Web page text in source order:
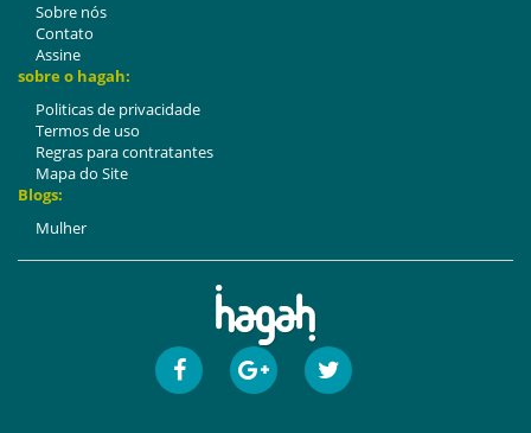
Sobre nós
Contato
Assine
sobre o hagah:
Politicas de privacidade
Termos de uso
Regras para contratantes
Mapa do Site
Blogs:
Mulher